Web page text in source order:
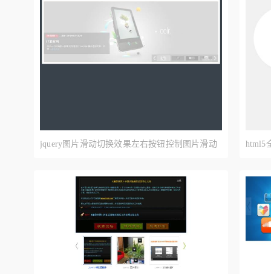
jquery图片滑动切换效果左右按钮控制图片滑动 html5